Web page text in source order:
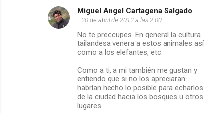
Miguel Angel Cartagena Salgado
20 de abril de 2012 a las 2:00
No te preocupes. En general la cultura
tailandesa venera a estos animales así
como a los elefantes, etc.
Como a ti, a mi también me gustan y
entiendo que si no los apreciaran
habrían hecho lo posible para echarlos
de la ciudad hacia los bosques u otros
lugares.